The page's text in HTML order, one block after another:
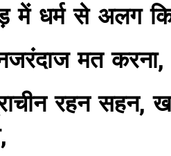
में धर्म से अलग
मत करना,
रहन सहन,